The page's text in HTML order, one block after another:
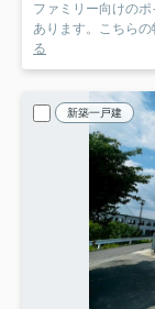
ファミリー向けの
あります。こちら
る
新築一戸建